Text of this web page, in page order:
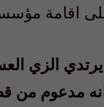
اقامة
يرتدي الزي
مدعوم من